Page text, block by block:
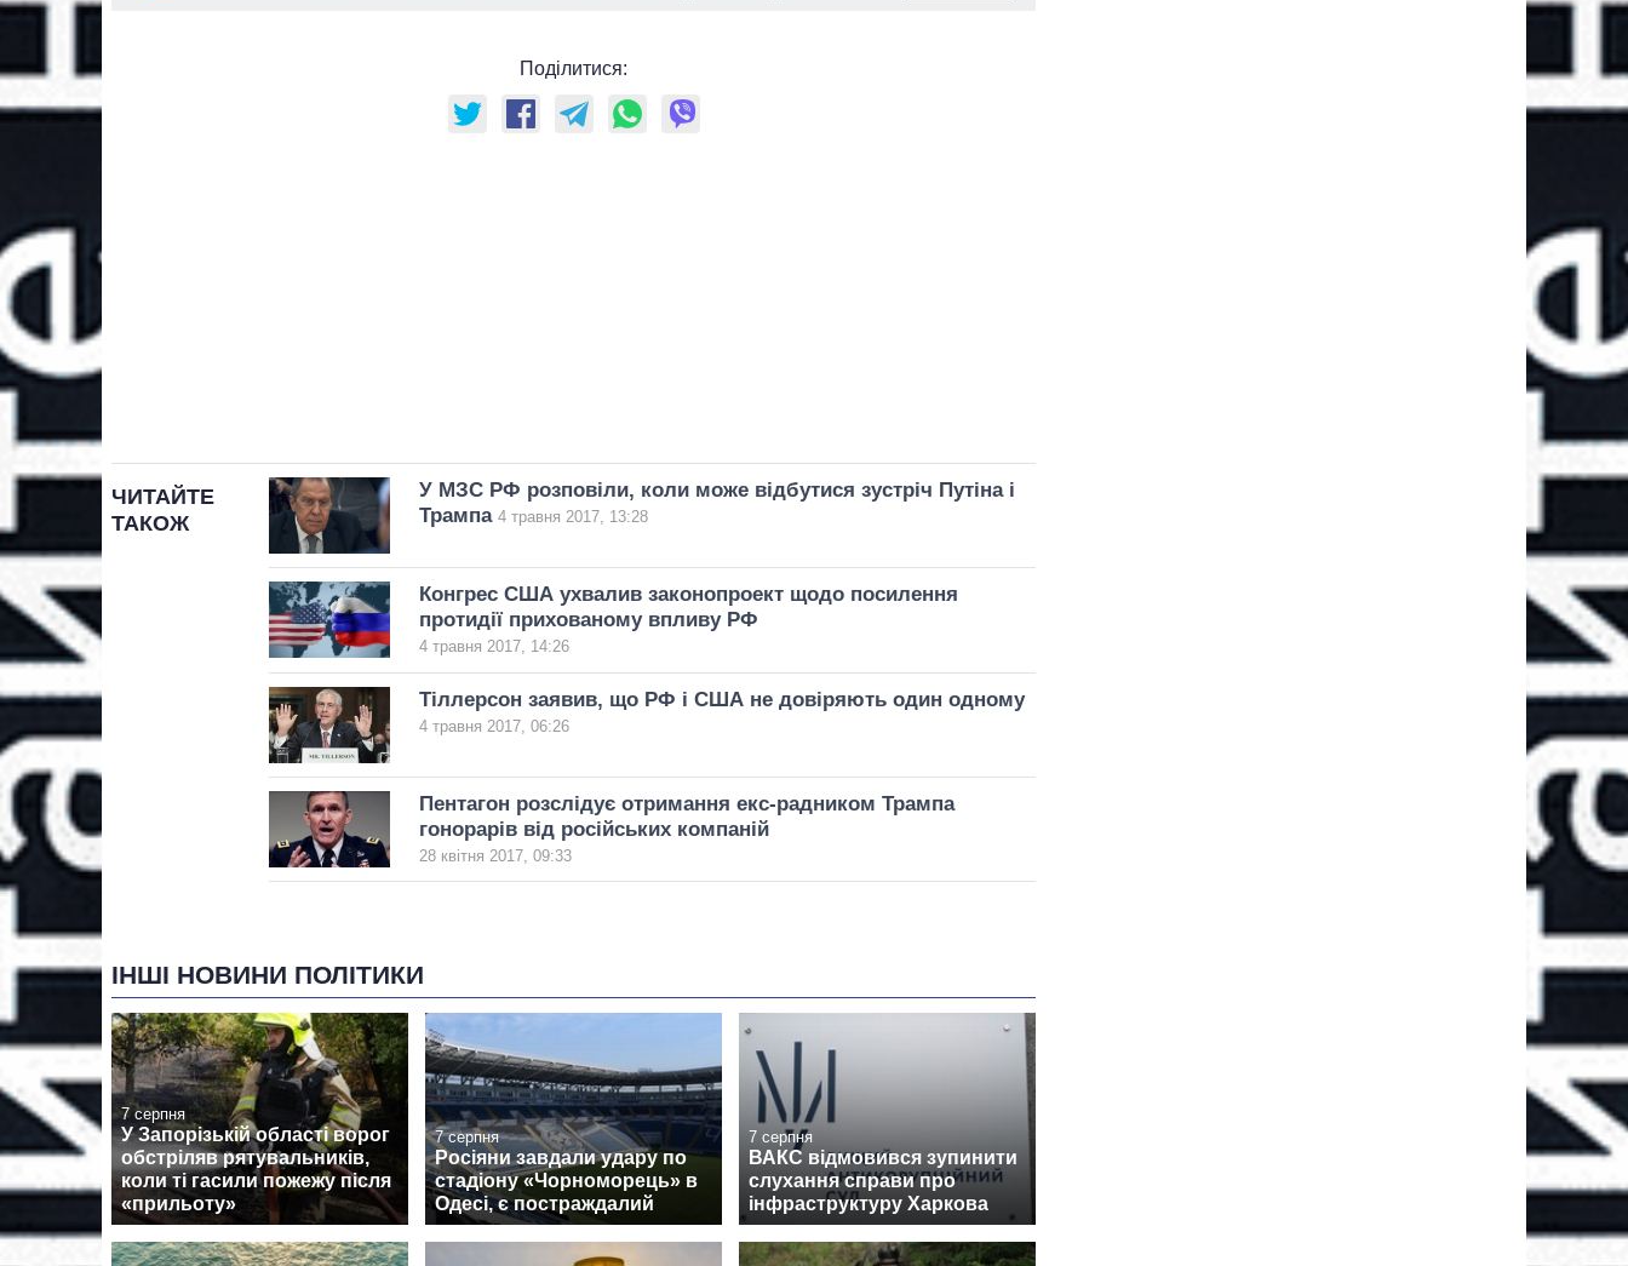
Поділитися:
ЧИТАЙТЕ
ТАКОЖ
У МЗС РФ розповіли, коли може відбутися зустріч Путіна і
Трампа 4 травня 2017, 13:28
Конгрес США ухвалив законопроект щодо посилення
протидії прихованому впливу РФ
4 травня 2017, 14:26
Тіллерсон заявив, що РФ і США не довіряють один одному
4 травня 2017, 06:26
Пентагон розслідує отримання екс-радником Трампа
гонорарів від російських компаній
28 квітня 2017, 09:33
ІНШІ НОВИНИ ПОЛІТИКИ
7 серпня
У Запорізькій області ворог
обстріляв рятувальників,
коли ті гасили пожежу після
«прильоту»
7 серпня
Росіяни завдали удару по
стадіону «Чорноморець» в
Одесі, є постраждалий
7 серпня
ВАКС відмовився зупинити
слухання справи про
інфраструктуру Харкова